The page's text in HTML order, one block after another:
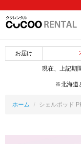
お届け
現在、上記期
※北海道
ホーム シェルポッド